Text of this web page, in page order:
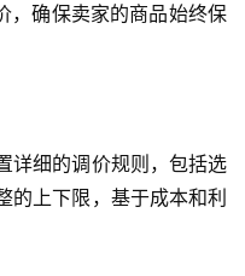
，确保卖家的商品始终保
详细的调价规则，包括选
的上下限，基于成本和利